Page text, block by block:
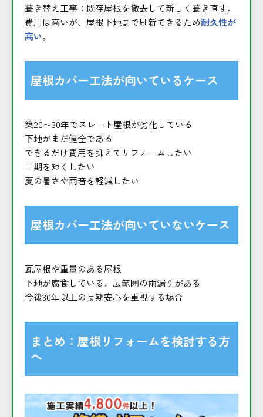
葺き替え工事：既存屋根を撤去して新しく葺き直す。
費用は高いが、屋根下地まで刷新できるため耐久性が
高い。
屋根カバー工法が向いているケース
築20〜30年でスレート屋根が劣化している
下地がまだ健全である
できるだけ費用を抑えてリフォームしたい
工期を短くしたい
夏の暑さや雨音を軽減したい
屋根カバー工法が向いていないケース
瓦屋根や重量のある屋根
下地が腐食している、広範囲の雨漏りがある
今後30年以上の長期安心を重視する場合
まとめ：屋根リフォームを検討する方
へ